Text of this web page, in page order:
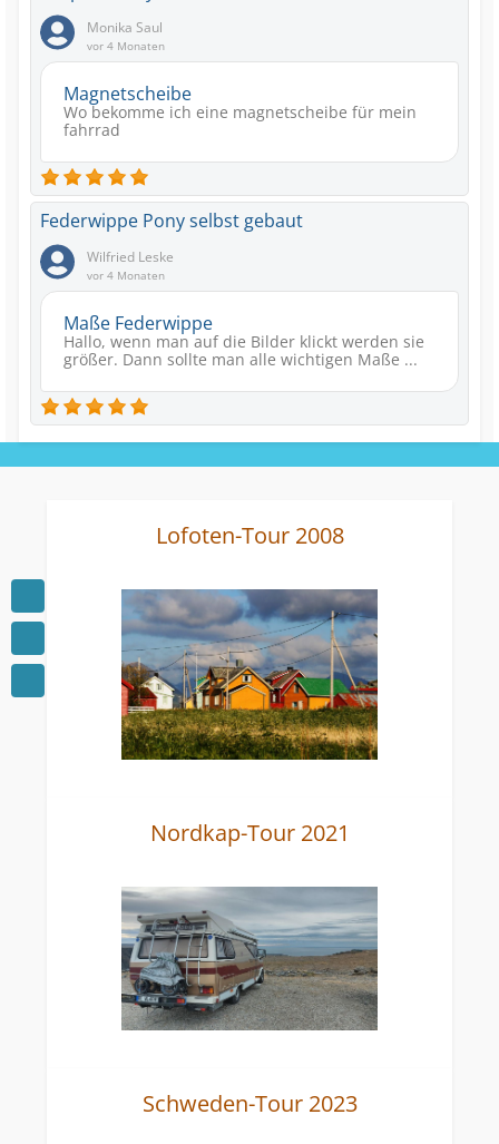
Monika Saul
vor 4 Monaten
Magnetscheibe
Wo bekomme ich eine magnetscheibe für mein
fahrrad
Federwippe Pony selbst gebaut
Wilfried Leske
vor 4 Monaten
Maße Federwippe
Hallo, wenn man auf die Bilder klickt werden sie
größer. Dann sollte man alle wichtigen Maße ...
Lofoten-Tour 2008
Nordkap-Tour 2021
Schweden-Tour 2023